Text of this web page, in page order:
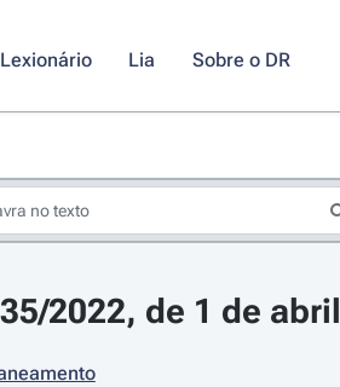
Lexionário Lia Sobre o DR
2022, de 1 de abril